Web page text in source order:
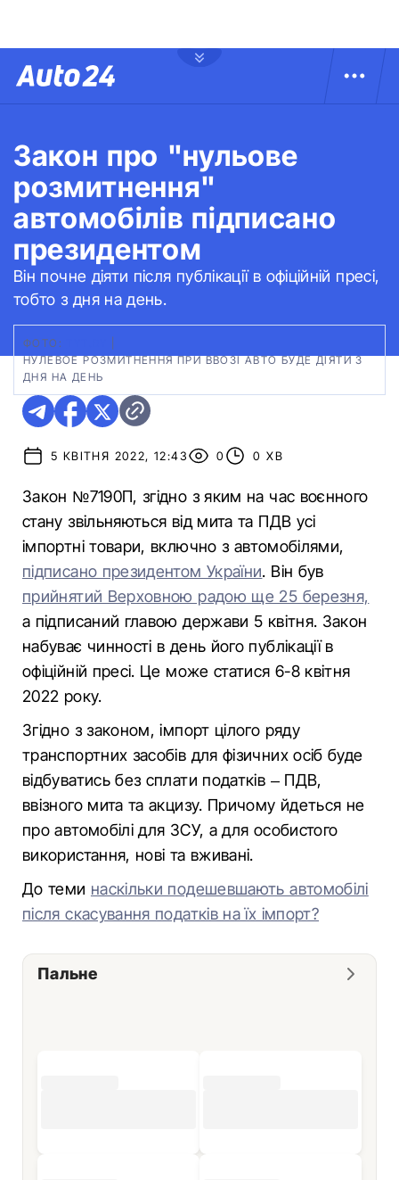
Закон про "нульове
розмитнення"
автомобілів підписано
президентом
Він почне діяти після публікації в офіційній пресі,
тобто з дня на день.
ФОТО:
НУЛЕВОЕ РОЗМИТНЕННЯ ПРИ ВВОЗІ АВТО БУДЕ ДІЯТИ З
ДНЯ НА ДЕНЬ
5 КВІТНЯ 2022, 12:43 0 0 ХВ
Закон №7190П, згідно з яким на час воєнного
стану звільняються від мита та ПДВ усі
імпортні товари, включно з автомобілями,
підписано президентом України. Він був
прийнятий Верховною радою ще 25 березня,
а підписаний главою держави 5 квітня. Закон
набуває чинності в день його публікації в
офіційній пресі. Це може статися 6-8 квітня
2022 року.
Згідно з законом, імпорт цілого ряду
транспортних засобів для фізичних осіб буде
відбуватись без сплати податків – ПДВ,
ввізного мита та акцизу. Причому йдеться не
про автомобілі для ЗСУ, а для особистого
використання, нові та вживані.
До теми наскільки подешевшають автомобілі
після скасування податків на їх імпорт?
Пальне